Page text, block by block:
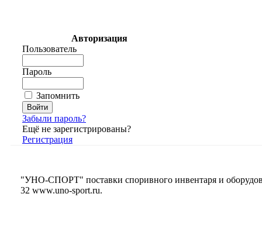
Авторизация
Пользователь
Пароль
Запомнить
Забыли пароль?
Ещё не зарегистрированы?
Регистрация
"УНО-СПОРТ" поставки споривного инвентаря и
32 www.uno-sport.ru.